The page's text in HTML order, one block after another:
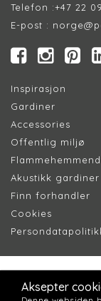
Telefon :+47 22
E-post :
Inspirasjon
Gardiner
Accessories
Offentlig miljø
Akustikk gardiner
Finn forhandler
Cookies
Persondatapolitik
Aksepter